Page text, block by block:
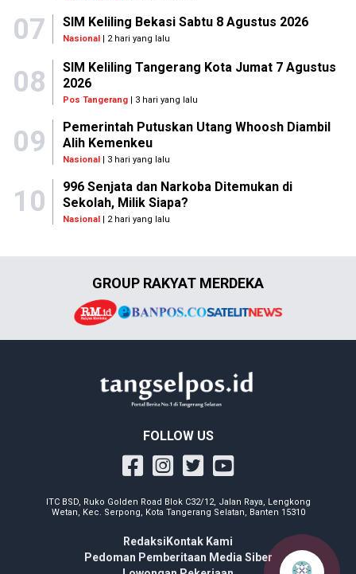
07 SIM Keliling Bekasi Sabtu 8 Agustus 2026
Nasional | 2 hari yang lalu
08
SIM Keliling Tangerang Kota Jumat 7 Agustus
2026
Pos Tangerang| 3 hari yang lalu
09
Pemerintah Putuskan Utang Whoosh Diambil
Alih Kemenkeu
Nasional| 3 hari yang lalu
10
996 Senjata dan Narkoba Ditemukan di
Sekolah, Milik Siapa?
Nasional| 2 hari yang lalu
GROUP RAKYAT MERDEKA
FOLLOW US
ITC BSD, Ruko Golden Road Blok C32/12, Jalan Raya, Lengkong
Wetan, Kec. Serpong, Kota Tangerang Selatan, Banten 15310
Redaksi Kontak Kami
Pedoman Pemberitaan Media Siber